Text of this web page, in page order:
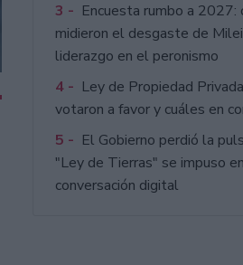
3 - Encuesta rumbo a
midieron el desgaste de
liderazgo en el peronismo
4 - Ley de Propiedad
votaron a favor y cuáles en
5 - El Gobierno perdió la
"Ley de Tierras" se impuso
conversación digital